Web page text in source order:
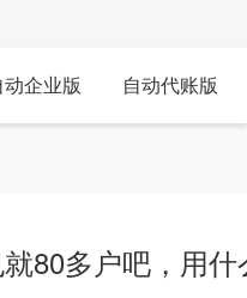
动企业版 自动代账版
80多户吧，用